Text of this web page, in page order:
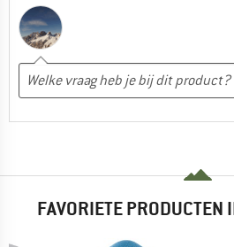
FAVORIETE PRODUCTEN